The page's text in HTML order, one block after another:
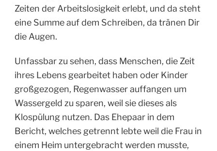
Zeiten der Arbeitslosigkeit erlebt, und da steht
eine Summe auf dem Schreiben, da tränen Dir
die Augen.
Unfassbar zu sehen, dass Menschen, die Zeit
ihres Lebens gearbeitet haben oder Kinder
großgezogen, Regenwasser auffangen um
Wassergeld zu sparen, weil sie dieses als
Klospülung nutzen. Das Ehepaar in dem
Bericht, welches getrennt lebte weil die Frau in
einem Heim untergebracht werden musste,